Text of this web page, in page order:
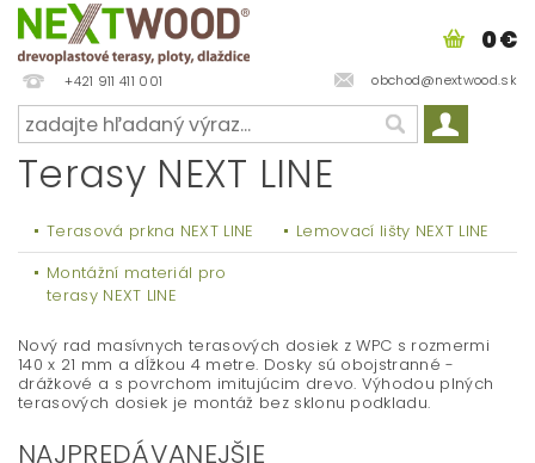
+421 911 411 001 obchod@nextwood.sk
0 €
Terasy NEXT LINE
Terasová prkna NEXT LINE
Lemovací lišty NEXT LINE
Montážní materiál pro
terasy NEXT LINE
Nový rad masívnych terasových dosiek z WPC s rozmermi
140 x 21 mm a dĺžkou 4 metre. Dosky sú obojstranné -
drážkové a s povrchom imitujúcim drevo. Výhodou plných
terasových dosiek je montáž bez sklonu podkladu.
NAJPREDÁVANEJŠIE